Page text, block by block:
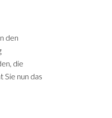
den
die
Sie nun das